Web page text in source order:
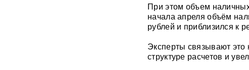
При этом объем
начала апреля объём
рублей и приблизился к
Эксперты связывают это
структуре расчетов и